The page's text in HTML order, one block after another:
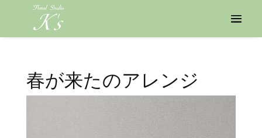
春が来たのアレンジ